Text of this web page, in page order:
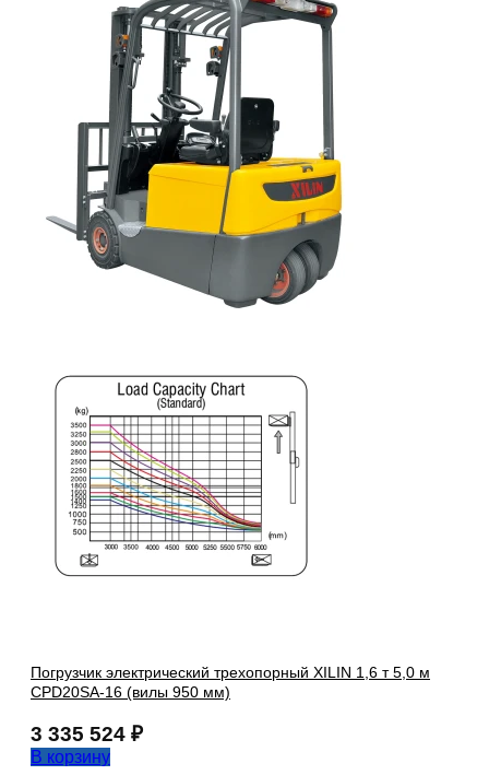
Погрузчик электрический трехопорный XILIN 1,6 т 5,0 м
CPD20SA-16 (вилы 950 мм)
3 335 524 ₽
В корзину